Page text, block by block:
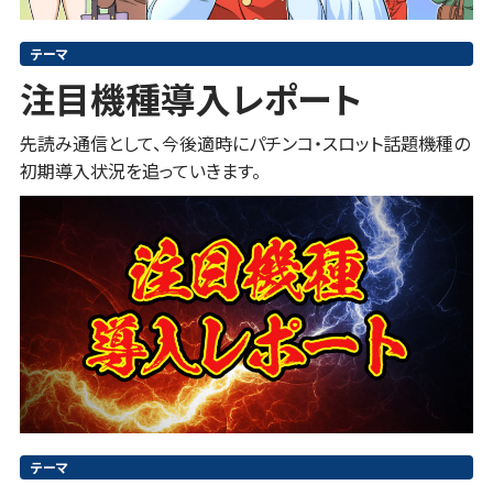
テーマ
注目機種導入レポート
先読み通信として、今後適時にパチンコ・スロット話題機種の
初期導入状況を追っていきます。
テーマ